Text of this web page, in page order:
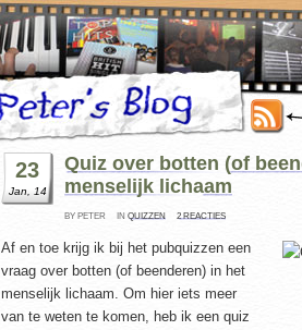
23
Jan, 14
Quiz over botten (of
menselijk lichaam
BY PETER IN QUIZZEN 2 REACTIES
Af en toe krijg ik bij het pubquizzen een
vraag over botten (of beenderen) in het
menselijk lichaam. Om hier iets meer
van te weten te komen, heb ik een quiz